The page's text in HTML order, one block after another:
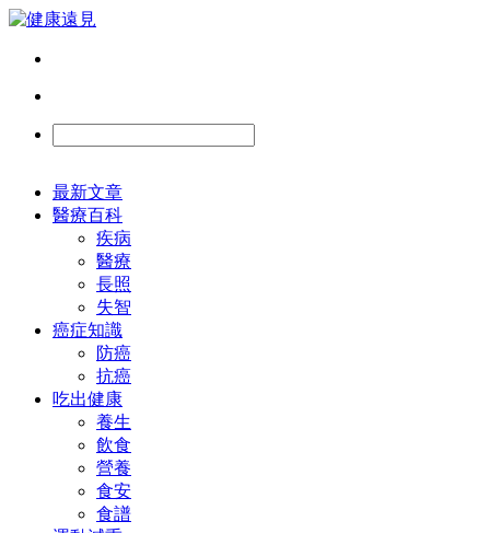
最新文章
醫療百科
疾病
醫療
長照
失智
癌症知識
防癌
抗癌
吃出健康
養生
飲食
營養
食安
食譜